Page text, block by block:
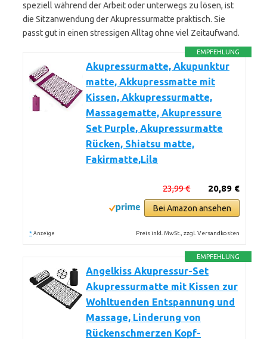
speziell während der Arbeit oder unterwegs zu lösen, ist
die Sitzanwendung der Akupressurmatte praktisch. Sie
passt gut in einen stressigen Alltag ohne viel Zeitaufwand.
EMPFEHLUNG
Akupressurmatte, Akupunktur
matte, Akkupressmatte mit
Kissen, Akkupressurmatte,
Massagematte, Akupressure
Set Purple, Akupressurmatte
Rücken, Shiatsu matte,
Fakirmatte,Lila
20,89 €
23,99 €
Bei Amazon ansehen
* Anzeige Preis inkl. MwSt., zzgl. Versandkosten
EMPFEHLUNG
Angelkiss Akupressur-Set
Akupressurmatte mit Kissen zur
Wohltuenden Entspannung und
Massage, Linderung von
Rückenschmerzen Kopf-